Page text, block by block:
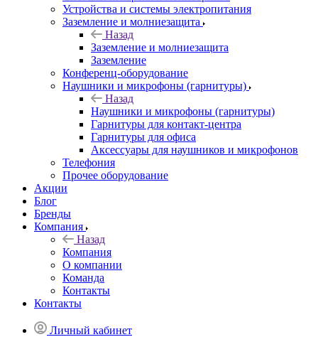
Устройства и системы электропитания
Заземление и молниезащита
Назад
Заземление и молниезащита
Заземление
Конференц-оборудование
Наушники и микрофоны (гарнитуры)
Назад
Наушники и микрофоны (гарнитуры)
Гарнитуры для контакт-центра
Гарнитуры для офиса
Аксессуары для наушников и микрофонов
Телефония
Прочее оборудование
Акции
Блог
Бренды
Компания
Назад
Компания
О компании
Команда
Контакты
Контакты
Личный кабинет